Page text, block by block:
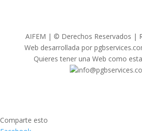
AIFEM | © Derechos Reservados |
Web desarrollada por
Quieres tener una Web como
Comparte esto